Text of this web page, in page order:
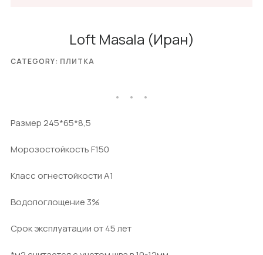
Loft Masala (Иран)
Размер 245*65*8,5
Морозостойкость F150
Класс огнестойкости А1
Водопоглощение 3%
Срок эксплуатации от 45 лет
CATEGORY: ПЛИТКА